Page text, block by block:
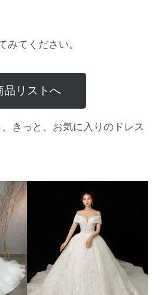
みてください。
品リストへ
きっと、お気に入りのドレス